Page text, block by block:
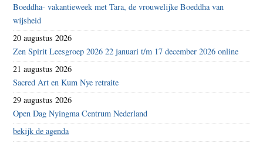
Boeddha- vakantieweek met Tara, de vrouwelijke Boeddha van
wijsheid
20 augustus 2026
Zen Spirit Leesgroep 2026 22 januari t/m 17 december 2026 online
21 augustus 2026
Sacred Art en Kum Nye retraite
29 augustus 2026
Open Dag Nyingma Centrum Nederland
bekijk de agenda